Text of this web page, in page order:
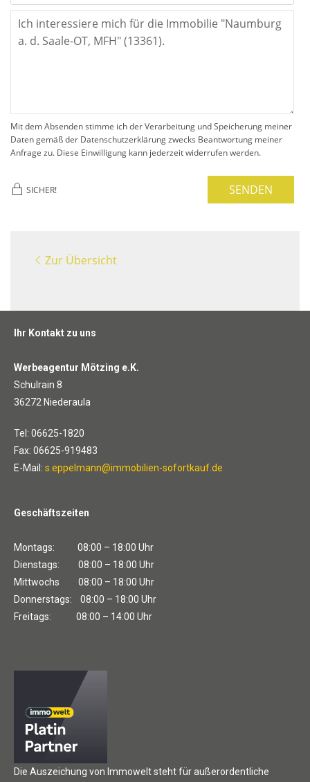
Mit dem Absenden stimme ich der Verarbeitung und Speicherung meiner
Daten gemäß der Datenschutzerklärung zwecks Beantwortung meiner
Anfrage zu. Diese Einwilligung kann jederzeit widerrufen werden.
SICHER! SENDEN
Zur Übersicht
Ihr Kontakt zu uns
Werbeagentur Mötzing e.K.
Schulrain 8
36272 Niederaula
Tel: 06625-1820
Fax: 06625-919483
E-Mail: s.eppelmann@immobilien-sofortkauf.de
Geschäftszeiten
Montags: 08:00 – 18:00 Uhr
Dienstags: 08:00 – 18:00 Uhr
Mittwochs 08:00 – 18:00 Uhr
Donnerstags: 08:00 – 18:00 Uhr
Freitags: 08:00 – 14:00 Uhr
Die Auszeichung von Immowelt steht für außerordentliche